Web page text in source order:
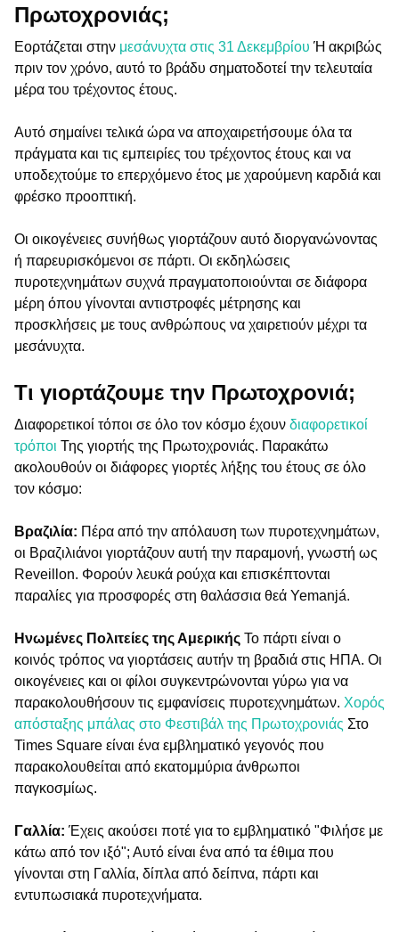
Πρωτοχρονιάς;
Εορτάζεται στην μεσάνυχτα στις 31 Δεκεμβρίου Ή ακριβώς
πριν τον χρόνο, αυτό το βράδυ σηματοδοτεί την τελευταία
μέρα του τρέχοντος έτους.
Αυτό σημαίνει τελικά ώρα να αποχαιρετήσουμε όλα τα
πράγματα και τις εμπειρίες του τρέχοντος έτους και να
υποδεχτούμε το επερχόμενο έτος με χαρούμενη καρδιά και
φρέσκο προοπτική.
Οι οικογένειες συνήθως γιορτάζουν αυτό διοργανώνοντας
ή παρευρισκόμενοι σε πάρτι. Οι εκδηλώσεις
πυροτεχνημάτων συχνά πραγματοποιούνται σε διάφορα
μέρη όπου γίνονται αντιστροφές μέτρησης και
προσκλήσεις με τους ανθρώπους να χαιρετιούν μέχρι τα
μεσάνυχτα.
Τι γιορτάζουμε την Πρωτοχρονιά;
Διαφορετικοί τόποι σε όλο τον κόσμο έχουν διαφορετικοί
τρόποι Της γιορτής της Πρωτοχρονιάς. Παρακάτω
ακολουθούν οι διάφορες γιορτές λήξης του έτους σε όλο
τον κόσμο:
Βραζιλία: Πέρα από την απόλαυση των πυροτεχνημάτων,
οι Βραζιλιάνοι γιορτάζουν αυτή την παραμονή, γνωστή ως
Reveillon. Φορούν λευκά ρούχα και επισκέπτονται
παραλίες για προσφορές στη θαλάσσια θεά Yemanjá.
Ηνωμένες Πολιτείες της Αμερικής Το πάρτι είναι ο
κοινός τρόπος να γιορτάσεις αυτήν τη βραδιά στις ΗΠΑ. Οι
οικογένειες και οι φίλοι συγκεντρώνονται γύρω για να
παρακολουθήσουν τις εμφανίσεις πυροτεχνημάτων. Χορός
απόσταξης μπάλας στο Φεστιβάλ της Πρωτοχρονιάς Στο
Times Square είναι ένα εμβληματικό γεγονός που
παρακολουθείται από εκατομμύρια άνθρωποι
παγκοσμίως.
Γαλλία: Έχεις ακούσει ποτέ για το εμβληματικό "Φιλήσε με
κάτω από τον ιξό"; Αυτό είναι ένα από τα έθιμα που
γίνονται στη Γαλλία, δίπλα από δείπνα, πάρτι και
εντυπωσιακά πυροτεχνήματα.